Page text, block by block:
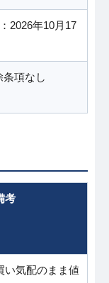
2026年10月17
項なし
考
い気配のまま値